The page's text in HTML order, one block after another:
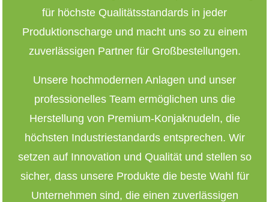
für höchste Qualitätsstandards in jeder
Produktionscharge und macht uns so zu einem
zuverlässigen Partner für Großbestellungen.
Unsere hochmodernen Anlagen und unser
professionelles Team ermöglichen uns die
Herstellung von Premium-Konjaknudeln, die
höchsten Industriestandards entsprechen. Wir
setzen auf Innovation und Qualität und stellen so
sicher, dass unsere Produkte die beste Wahl für
Unternehmen sind, die einen zuverlässigen